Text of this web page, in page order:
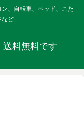
、自転車、ベッド、こた
など
送料無料です